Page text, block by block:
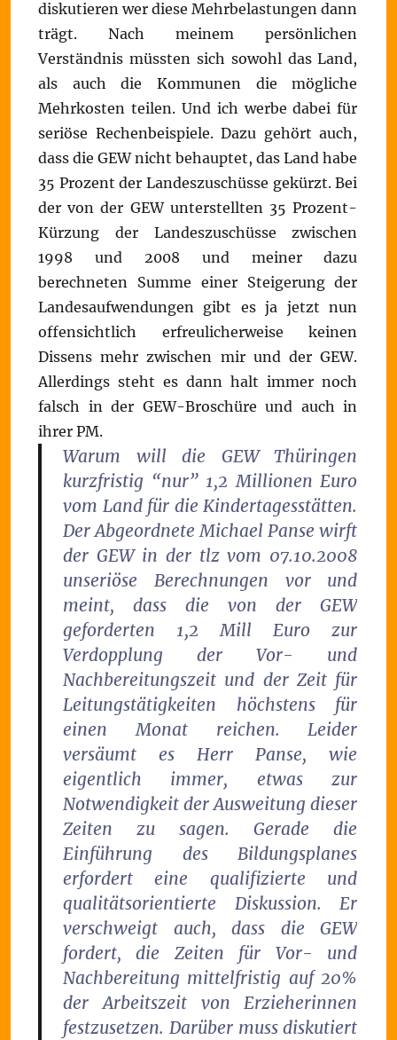
diskutieren wer diese Mehrbelastungen dann
trägt. Nach meinem persönlichen
Verständnis müssten sich sowohl das Land,
als auch die Kommunen die mögliche
Mehrkosten teilen. Und ich werbe dabei für
seriöse Rechenbeispiele. Dazu gehört auch,
dass die GEW nicht behauptet, das Land habe
35 Prozent der Landeszuschüsse gekürzt. Bei
der von der GEW unterstellten 35 Prozent-
Kürzung der Landeszuschüsse zwischen
1998 und 2008 und meiner dazu
berechneten Summe einer Steigerung der
Landesaufwendungen gibt es ja jetzt nun
offensichtlich erfreulicherweise keinen
Dissens mehr zwischen mir und der GEW.
Allerdings steht es dann halt immer noch
falsch in der GEW-Broschüre und auch in
ihrer PM.
Warum will die GEW Thüringen
kurzfristig “nur” 1,2 Millionen Euro
vom Land für die Kindertagesstätten.
Der Abgeordnete Michael Panse wirft
der GEW in der tlz vom 07.10.2008
unseriöse Berechnungen vor und
meint, dass die von der GEW
geforderten 1,2 Mill Euro zur
Verdopplung der Vor- und
Nachbereitungszeit und der Zeit für
Leitungstätigkeiten höchstens für
einen Monat reichen. Leider
versäumt es Herr Panse, wie
eigentlich immer, etwas zur
Notwendigkeit der Ausweitung dieser
Zeiten zu sagen. Gerade die
Einführung des Bildungsplanes
erfordert eine qualifizierte und
qualitätsorientierte Diskussion. Er
verschweigt auch, dass die GEW
fordert, die Zeiten für Vor- und
Nachbereitung mittelfristig auf 20%
der Arbeitszeit von Erzieherinnen
festzusetzen. Darüber muss diskutiert